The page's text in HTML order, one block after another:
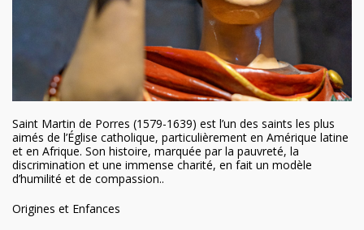
Saint Martin de Porres (1579-1639) est l’un des saints les plus
aimés de l’Église catholique, particulièrement en Amérique latine
et en Afrique. Son histoire, marquée par la pauvreté, la
discrimination et une immense charité, en fait un modèle
d’humilité et de compassion..
Origines et Enfances